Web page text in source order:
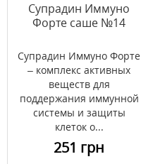
Супрадин Иммуно
Форте саше №14
Супрадин Иммуно Форте
– комплекс активных
веществ для
поддержания иммунной
системы и защиты
клеток о...
251 грн